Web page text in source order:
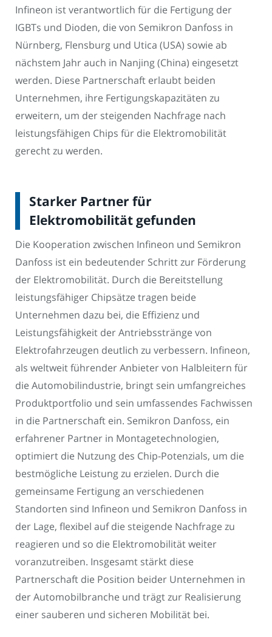
Infineon ist verantwortlich für die Fertigung der
IGBTs und Dioden, die von Semikron Danfoss in
Nürnberg, Flensburg und Utica (USA) sowie ab
nächstem Jahr auch in Nanjing (China) eingesetzt
werden. Diese Partnerschaft erlaubt beiden
Unternehmen, ihre Fertigungskapazitäten zu
erweitern, um der steigenden Nachfrage nach
leistungsfähigen Chips für die Elektromobilität
gerecht zu werden.
Starker Partner für
Elektromobilität gefunden
Die Kooperation zwischen Infineon und Semikron
Danfoss ist ein bedeutender Schritt zur Förderung
der Elektromobilität. Durch die Bereitstellung
leistungsfähiger Chipsätze tragen beide
Unternehmen dazu bei, die Effizienz und
Leistungsfähigkeit der Antriebsstränge von
Elektrofahrzeugen deutlich zu verbessern. Infineon,
als weltweit führender Anbieter von Halbleitern für
die Automobilindustrie, bringt sein umfangreiches
Produktportfolio und sein umfassendes Fachwissen
in die Partnerschaft ein. Semikron Danfoss, ein
erfahrener Partner in Montagetechnologien,
optimiert die Nutzung des Chip-Potenzials, um die
bestmögliche Leistung zu erzielen. Durch die
gemeinsame Fertigung an verschiedenen
Standorten sind Infineon und Semikron Danfoss in
der Lage, flexibel auf die steigende Nachfrage zu
reagieren und so die Elektromobilität weiter
voranzutreiben. Insgesamt stärkt diese
Partnerschaft die Position beider Unternehmen in
der Automobilbranche und trägt zur Realisierung
einer sauberen und sicheren Mobilität bei.